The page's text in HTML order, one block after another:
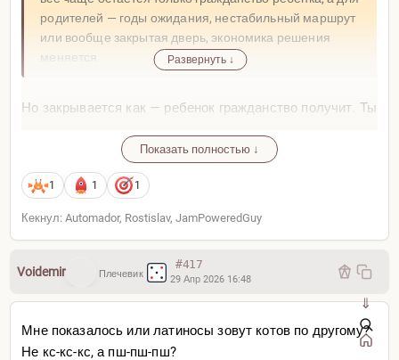
родителей — годы ожидания, нестабильный маршрут
или вообще закрытая дверь, экономика решения
меняется
Развернуть ↓
Но закрывается как — ребенок гражданство получит. Ты
иди на фронт и не еби мозги
Логика считаю хорошая
Но если серьезно — да, родители не смогут проскочить
в лазейку на плечах ребенка и будут получать
паспорта на общих основаниях (для чего ребенок
вообще не нужен), что и означает завершение
родильного туризма
Кто еще готов запузячить — поспешите, часики тикают
Показать полностью ↓
1 1 1
Кекнул: Automador, Rostislav, JamPoweredGuy
Voidemir Плечевик
#417
29 Апр 2026 16:48
Мне показалось или латиносы зовут котов по другому?
Не кс-кс-кс, а пш-пш-пш?
⇓